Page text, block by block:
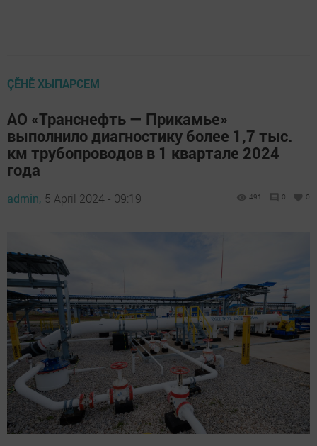
ÇӖНӖ ХЫПАРСЕМ
АО «Транснефть — Прикамье»
выполнило диагностику более 1,7 тыс.
км трубопроводов в 1 квартале 2024
года
admin, 5 April 2024 - 09:19 491 0 0